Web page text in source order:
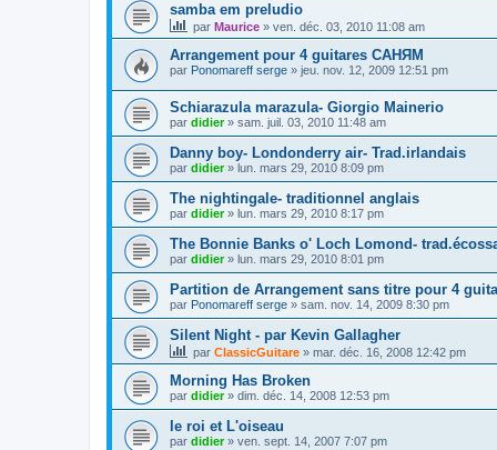
samba em preludio
par Maurice » ven. déc. 03, 2010 11:08 am
Arrangement pour 4 guitares САНЯМ
par Ponomareff serge » jeu. nov. 12, 2009 12:51 pm
Schiarazula marazula- Giorgio Mainerio
par didier» sam. juil. 03, 2010 11:48 am
Danny boy- Londonderry air- Trad.irlandais
par didier» lun. mars 29, 2010 8:09 pm
The nightingale- traditionnel anglais
par didier» lun. mars 29, 2010 8:17 pm
The Bonnie Banks o' Loch Lomond-
par didier» lun. mars 29, 2010 8:01 pm
Partition de Arrangement sans titre pour 4
par Ponomareff serge » sam. nov. 14, 2009 8:30 pm
Silent Night - par Kevin Gallagher
par ClassicGuitare » mar. déc. 16, 2008 12:42 pm
Morning Has Broken
par didier» dim. déc. 14, 2008 12:53 pm
le roi et L'oiseau
par didier» ven. sept. 14, 2007 7:07 pm